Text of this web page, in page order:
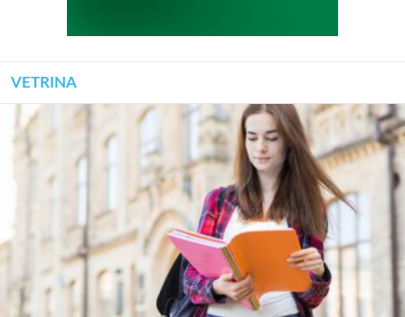
VETRINA